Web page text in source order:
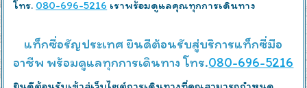
โทร. 080-696-5216 เราพร้อมดูแลคุณทุกการเดินทาง
แท็กซี่อรัญประเทศ ยินดีต้อนรับสู่บริการแท็กซี่มือ
อาชีพ พร้อมดูแลทุกการเดินทาง โทร.080-696-5216